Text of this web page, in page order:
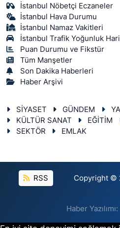
İstanbul Nöbetçi Eczaneler
İstanbul Hava Durumu
İstanbul Namaz Vakitleri
İstanbul Trafik Yoğunluk
Puan Durumu ve Fikstür
Tüm Manşetler
Son Dakika Haberleri
Haber Arşivi
SİYASET GÜNDEM
KÜLTÜR SANAT
EĞİTİM
SEKTÖR
EMLAK
RSS Copyright ©
Haber Yazılımı: